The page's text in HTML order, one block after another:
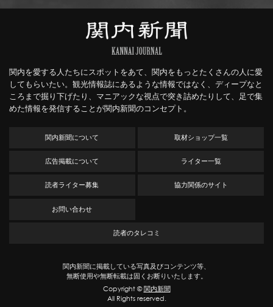
関内を愛する人たちにスポットをあて、関内をもっとたくさんの人に愛
してもらいたい。観光情報誌にあるような情報ではなく、ディープなと
ころまで掘り下げたり、マニアックな視点で突き詰めたりして、足で集
めた情報を発信することが関内新聞のコンセプト。
関内新聞について 取材ショップ一覧
広告掲載について ライター一覧
読者ライター募集 協力関係のサイト
お問い合わせ
読者のタレコミ
関内新聞に掲載している写真及びコンテンツ等、
無断使用や無断転載は固くお断りいたします。
Copyright ©関内新聞
All Rights reserved.